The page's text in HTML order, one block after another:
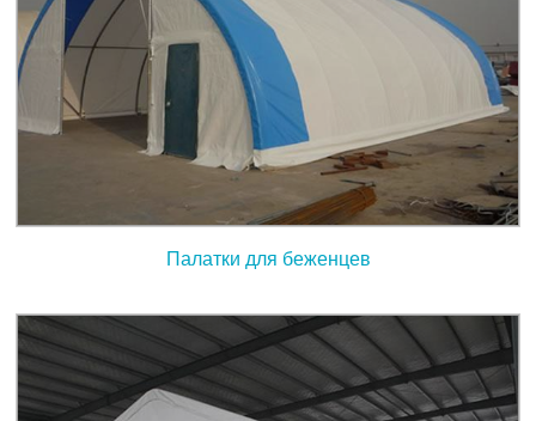
Палатки для беженцев